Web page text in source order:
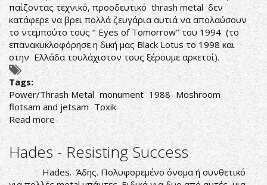
ΣΤΗΝ
ΙΑΠΩΝΙΑ
ΤΟ
2006
παίζοντας τεχνικό, προοδευτικό thrash metal δεν
κατάφερε να βρει πολλά ζευγάρια αυτιά να απολαύσουν
το ντεμπούτο τους ‘’ Eyes of Tomorrow’’ του 1994 (το
επανακυκλοφόρησε η δική μας Black Lotus το 1998 και
στην Ελλάδα τουλάχιστον τους ξέρουμε αρκετοί).
Tags:
Power/Thrash Metal monument 1988 Moshroom
flotsam and jetsam Toxik
Read moreabout
Aftermath-
Don't
Cheer
Me
Up
Hades - Resisting Success
Hades. Άδης. Πολυφορεμένο όνομα ή συνθετικό